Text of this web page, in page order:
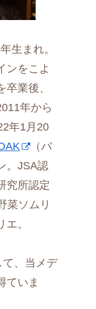
生まれ。
ンをこよ
業後、
年から
年1月20
（バ
。JSA認
究所認定
菜ソムリ
。
、当メデ
ていま